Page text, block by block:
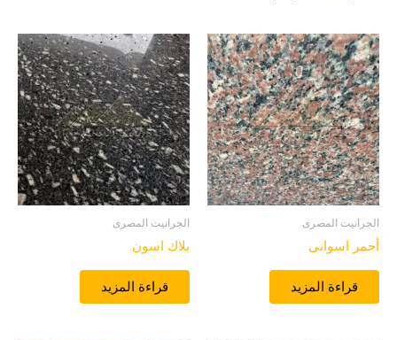
الجرانيت المصرى
أحمر اسوانى
قراءة المزيد
الجرانيت المصرى
بلاك اسون
قراءة المزيد